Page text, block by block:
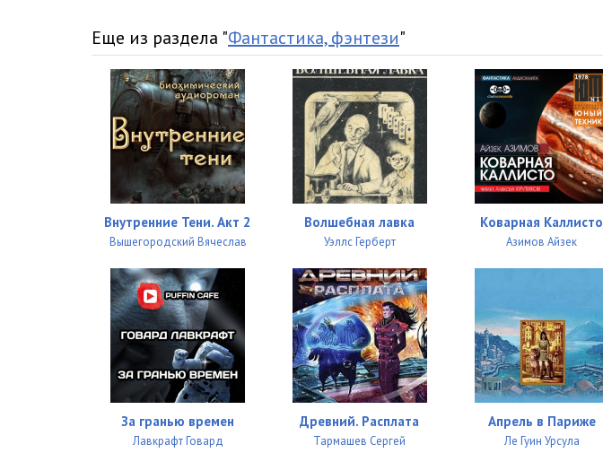
027
028
029
031
032
033
034
035
036
037
Еще из раздела "Фантастика, фэнтези"
Внутренние Тени. Акт 2
Вышегородский Вячеслав
Волшебная лавка
Уэллс Герберт
Коварная Каллисто
Азимов Айзек
За гранью времен
Лавкрафт Говард
Древний. Расплата
Тармашев Сергей
Апрель в Париже
Ле Гуин Урсула